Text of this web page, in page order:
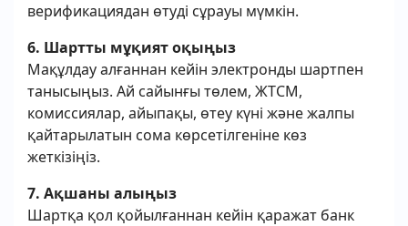
верификациядан өтуді сұрауы мүмкін.
6. Шартты мұқият оқыңыз
Мақұлдау алғаннан кейін электронды шартпен
танысыңыз. Ай сайынғы төлем, ЖТСМ,
комиссиялар, айыпақы, өтеу күні және жалпы
қайтарылатын сома көрсетілгеніне көз
жеткізіңіз.
7. Ақшаны алыңыз
Шартқа қол қойылғаннан кейін қаражат банк